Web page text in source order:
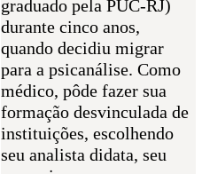
graduado pela PUC-RJ)
durante cinco anos,
quando decidiu migrar
para a psicanálise. Como
médico, pôde fazer sua
formação desvinculada de
instituições, escolhendo
seu analista didata, seu